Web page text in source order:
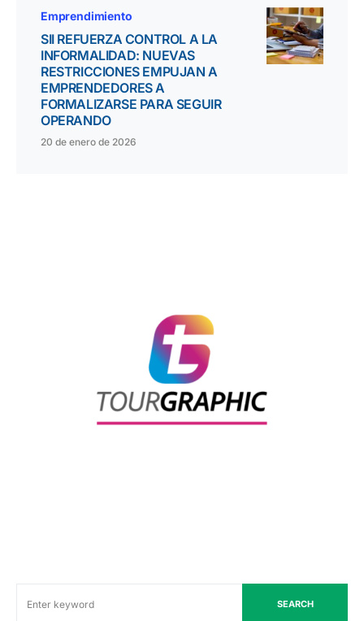
Emprendimiento
SII REFUERZA CONTROL A LA
INFORMALIDAD: NUEVAS
RESTRICCIONES EMPUJAN A
EMPRENDEDORES A
FORMALIZARSE PARA SEGUIR
OPERANDO
20 de enero de 2026
SEARCH